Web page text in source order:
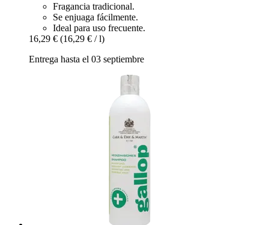
Fragancia tradicional.
Se enjuaga fácilmente.
Ideal para uso frecuente.
16,29 € (16,29 € / l)
Entrega hasta el 03 septiembre